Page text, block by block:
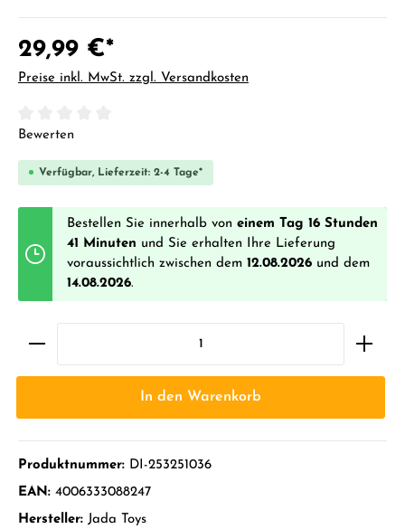
29,99 €*
Preise inkl. MwSt. zzgl. Versandkosten
Durchschnittliche Bewertung von 0 von 5 Sternen
Bewerten
Verfügbar, Lieferzeit: 2-4 Tage*
Bestellen Sie innerhalb von einem Tag 16 Stunden
41 Minuten und Sie erhalten Ihre Lieferung
voraussichtlich zwischen dem 12.08.2026 und dem
14.08.2026.
In den Warenkorb
Produktnummer: DI-253251036
EAN: 4006333088247
Hersteller: Jada Toys